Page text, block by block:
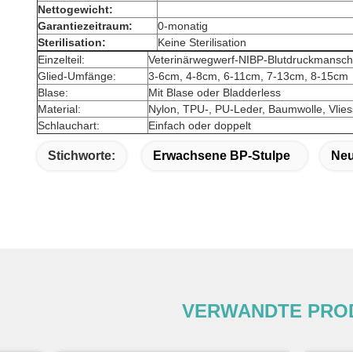
Nettogewicht:
Garantiezeitraum:
0-monatig
Sterilisation:
Keine Sterilisation
Einzelteil:
Veterinärwegwerf-NIBP-
Glied-Umfänge:
3-6cm, 4-8cm, 6-11cm, 7-13cm, 8-15cm
Blase:
Mit Blase oder Bladderless
Material:
Nylon, TPU-, PU-Leder, Baumwolle,
Schlauchart:
Einfach oder doppelt
Stichworte: Erwachsene BP-Stulpe
VERWANDTE